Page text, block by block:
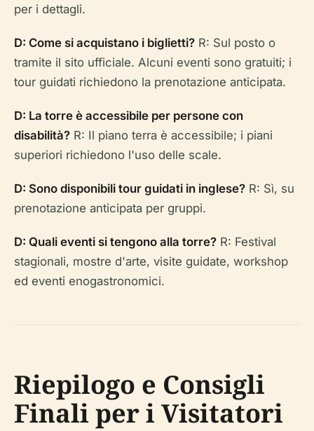
per i dettagli.
D: Come si acquistano i biglietti? R: Sul posto o
tramite il sito ufficiale. Alcuni eventi sono gratuiti; i
tour guidati richiedono la prenotazione anticipata.
D: La torre è accessibile per persone con
disabilità? R: Il piano terra è accessibile; i piani
superiori richiedono l'uso delle scale.
D: Sono disponibili tour guidati in inglese? R: Sì, su
prenotazione anticipata per gruppi.
D: Quali eventi si tengono alla torre? R: Festival
stagionali, mostre d'arte, visite guidate, workshop
ed eventi enogastronomici.
Riepilogo e Consigli
Finali per i Visitatori